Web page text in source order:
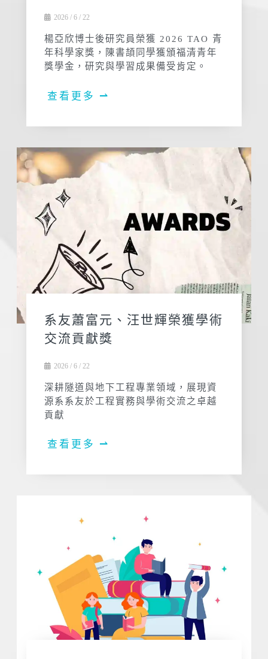
2026 / 6 / 22
楊亞欣博士後研究員榮獲 2026 TAO 青
年科學家獎，陳書頡同學獲頒福清青年
獎學金，研究與學習成果備受肯定。
查看更多 ⇀
系友蕭富元、汪世輝榮獲學術
交流貢獻獎
2026 / 6 / 22
深耕隧道與地下工程專業領域，展現資
源系系友於工程實務與學術交流之卓越
貢獻
查看更多 ⇀